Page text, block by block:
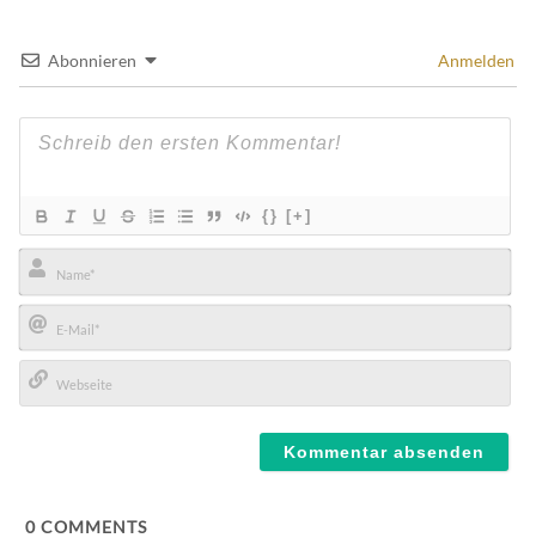
Abonnieren Anmelden
{} [+]
Name*
E-
Mail*
0 COMMENTS